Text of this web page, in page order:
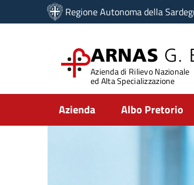
Vai ai contenuti
Vai al menu di navigazione
Regione Autonoma della
ARNAS G.
Azienda di Rilievo Nazionale
ed Alta Specializzazione
Submenu
Azienda Albo Pretorio